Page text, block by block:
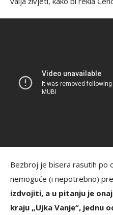
Bezbroj je bisera rasutih po
nemoguće (i nepotrebno)
izdvojiti, a u pitanju je
kraju „Ujka Vanje“, jednu